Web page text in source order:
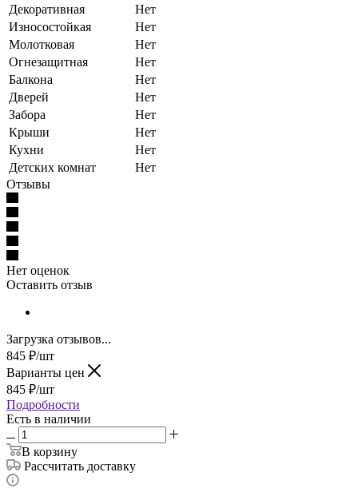
Декоративная
Нет
Износостойкая
Нет
Молотковая
Нет
Огнезащитная
Нет
Балкона
Нет
Дверей
Нет
Забора
Нет
Крыши
Нет
Кухни
Нет
Детских комнат
Нет
Отзывы
Нет оценок
Оставить отзыв
Загрузка отзывов...
845 ₽/шт
Варианты цен
845 ₽/шт
Подробности
Есть в наличии
В корзину
Рассчитать доставку